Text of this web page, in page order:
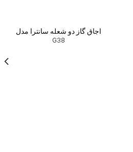
اجاق گاز دو شعله سانترا مدل
G38